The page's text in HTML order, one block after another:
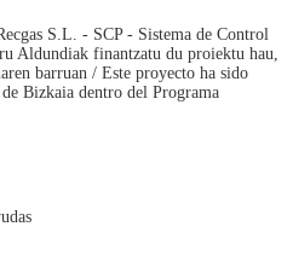
S.L. - SCP - Sistema de Control
Aldundiak finantzatu du proiektu hau,
barruan / Este proyecto ha sido
Bizkaia dentro del Programa